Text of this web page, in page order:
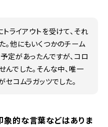
ライアウトを受けて、それ
。他にもいくつかのチーム
定があったんですが、コロ
んでした。そんな中、唯一
コムラガッツでした。
象的な言葉などはありま